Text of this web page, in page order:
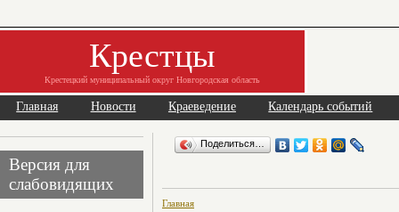
Крестцы
Крестецкий муниципальный округ Новгородская область
Главная Новости Краеведение Календарь событий
Версия для
слабовидящих
Поделиться…
Главная